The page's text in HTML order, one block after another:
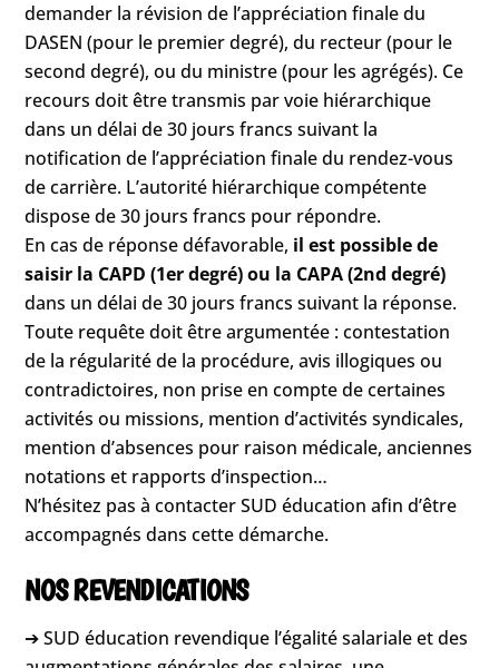
demander la révision de l’appréciation finale du
DASEN (pour le premier degré), du recteur (pour le
second degré), ou du ministre (pour les agrégés). Ce
recours doit être transmis par voie hiérarchique
dans un délai de 30 jours francs suivant la
notification de l’appréciation finale du rendez-vous
de carrière. L’autorité hiérarchique compétente
dispose de 30 jours francs pour répondre.
En cas de réponse défavorable, il est possible de
saisir la CAPD (1er degré) ou la CAPA (2nd degré)
dans un délai de 30 jours francs suivant la réponse.
Toute requête doit être argumentée : contestation
de la régularité de la procédure, avis illogiques ou
contradictoires, non prise en compte de certaines
activités ou missions, mention d’activités syndicales,
mention d’absences pour raison médicale, anciennes
notations et rapports d’inspection…
N’hésitez pas à contacter SUD éducation afin d’être
accompagnés dans cette démarche.
NOS REVENDICATIONS
➔ SUD éducation revendique l’égalité salariale et des